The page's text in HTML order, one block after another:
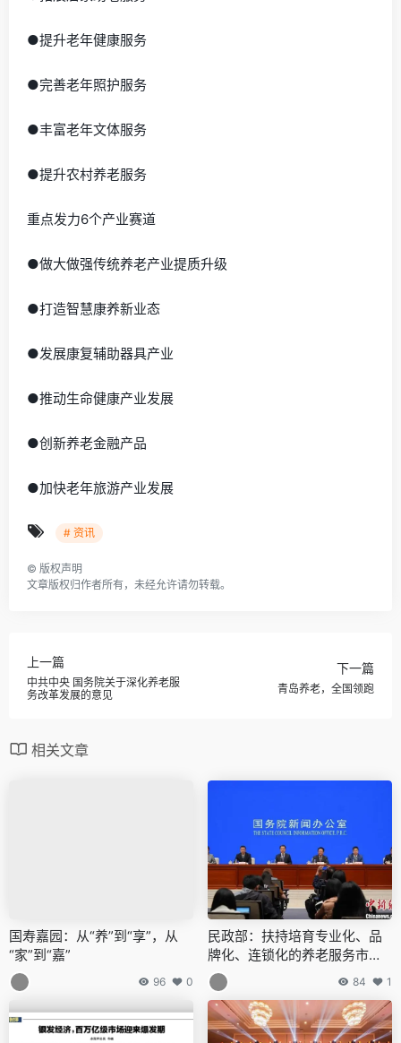
●提升老年健康服务
●完善老年照护服务
●丰富老年文体服务
●提升农村养老服务
重点发力6个产业赛道
●做大做强传统养老产业提质升级
●打造智慧康养新业态
●发展康复辅助器具产业
●推动生命健康产业发展
●创新养老金融产品
●加快老年旅游产业发展
# 资讯
© 版权声明
文章版权归作者所有，未经允许请勿转载。
上一篇
中共中央 国务院关于深化养老服
务改革发展的意见
下一篇
青岛养老，全国领跑
相关文章
国寿嘉园：从“养”到“享”，从
“家”到“嘉”
96 0
民政部：扶持培育专业化、品
牌化、连锁化的养老服务市场
主体
84 1